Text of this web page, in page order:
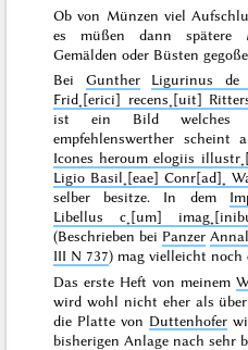
Ob von Münzen viel
es müßen dann spätere
Gemälden oder Büsten
Bei Gunther
Ligurinus de
Frid˖[erici] recens˖[uit]
ist ein Bild welches
empfehlenswerther scheint
Icones heroum elogiis
Ligio Basil˖[eae] Conr[ad]˖
selber besitze. In dem
Libellus c˖[um]
(Beschrieben bei Panzer
III N 737) mag vielleicht noch
Das erste Heft von meinem
wird wohl nicht eher als
die Platte von Duttenhofer
bisherigen Anlage nachsehr